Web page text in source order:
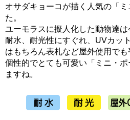
オサダキョーコが描く人気の「
た。
ユーモラスに擬人化した動物達は
耐水、耐光性にすぐれ、UVカッ
はもちろん表札など屋外使用でも
個性的でとても可愛い「ミニ・
ますね。